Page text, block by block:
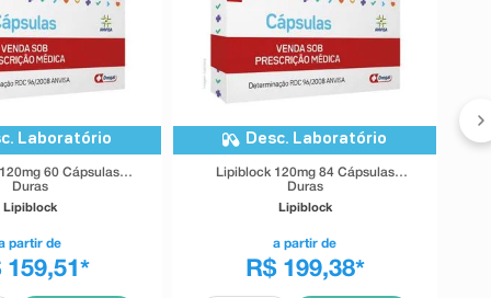
Laboratório
60 Cápsulas
Duras
Lipiblock
partir de
159,51 *
Desc. Laboratório
Lipiblock 120mg 84 Cápsulas
Duras
Lipiblock
a partir de
R$ 199,38*